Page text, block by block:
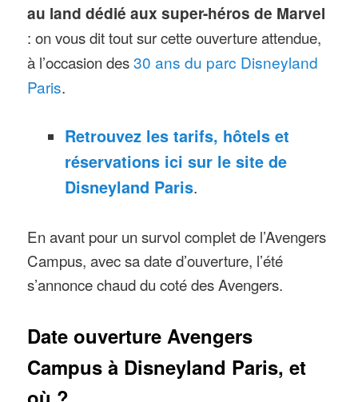
au land dédié aux super-héros de Marvel
: on vous dit tout sur cette ouverture attendue,
à l’occasion des30 ans du parc Disneyland
Paris.
Retrouvez les tarifs, hôtels et
réservations ici sur le site de
Disneyland Paris.
En avant pour un survol complet de l’Avengers
Campus, avec sa date d’ouverture, l’été
s’annonce chaud du coté des Avengers.
Date ouverture Avengers
Campus à Disneyland Paris, et